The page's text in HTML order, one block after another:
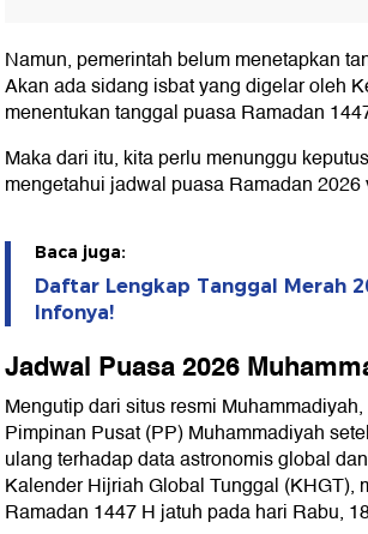
Namun, pemerintah belum menetapkan
Akan ada sidang isbat yang digelar oleh
menentukan tanggal puasa Ramadan
Maka dari itu, kita perlu menunggu
mengetahui jadwal puasa Ramadan 2026
Baca juga:
Daftar Lengkap Tanggal Merah
Infonya!
Jadwal Puasa 2026
Mengutip dari situs resmi
Pimpinan Pusat (PP) Muhammadiyah
ulang terhadap data astronomis global
Kalender Hijriah Global Tunggal (KHGT),
Ramadan 1447 H jatuh pada hari Rabu,